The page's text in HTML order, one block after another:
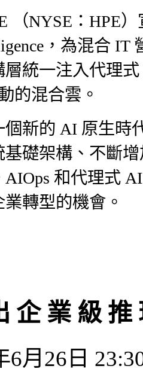
（NYSE：HPE
，為混合
統一注入代理式
的混合雲。
新的 AI 原生時
礎架構、不斷
和代理式
轉型的機會。
企 業 級 推
6月26日